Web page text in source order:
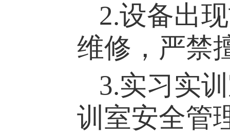
2.设备出
维修，严禁
3.实习实
训室安全管